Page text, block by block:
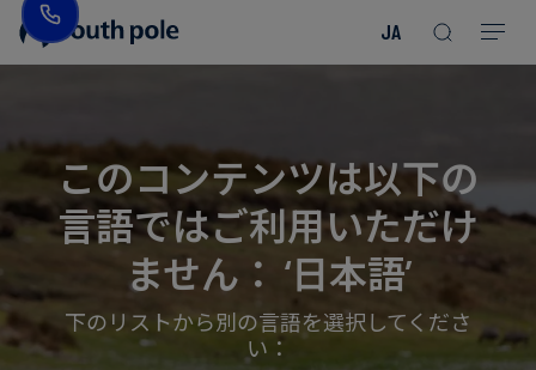
JA
役
員
紹
介
ァ
ッ
シ
ョ
ン
ク
ト
を
見
る
レ
ポ
ー
ト
Read more
Read more
Read more
Read more
Read more
Read more
Read more
Read more
Read more Read more
このコンテンツは以下の
言語ではご利用いただけ
ません： ‘日本語’
下のリストから別の言語を選択してくださ
い：